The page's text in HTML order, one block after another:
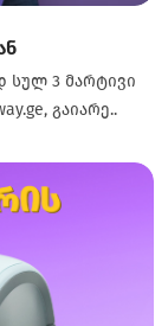
სულ 3 მარტივი
გაიარე..